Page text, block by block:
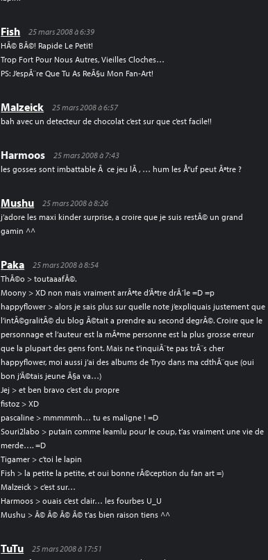
Fish
25 mars 2008 à 6:39
HÃ© BÃ©! Rapide Le Petit!
Trop Fort Pour Nous Autres, Vieilles Cloches…
PS: J’espÃ¨re Que Tu As ReÃ§u Mon Fan-Art!
Malzeick
25 mars 2008 à 6:57
bah avec un detecteur de chocolat c’est sur que c’est facile!!
Harmoos
25 mars 2008 à 7:43
les gosses sont imbattable Ã ce jeu lÃ , … hum les Å“uf peut Ãªtre ?
Mushu
25 mars 2008 à 8:26
j’adore les maxi kinder surprise, a croire que je suis restÃ© un grand
gamin ^^
Paka
25 mars 2008 à 8:54
ThÃ©o > toutaaafÃ©.
Moony > XD non mais vraiment arrÃªte d’Ãªtre drÃ´le =D =p
happyflower > alors je sais plus sur quelle note j’expliquais justement que
l’intÃ©gralitÃ© du blog Ã©tait a prendre au second degrÃ©. Croire que le
personnage et l’auteur est la mÃªme personne est la plus grosse erreur
que la plupart des gens font. Mais ne t’inquiÃ¨te pas trÃ¨s cher
happyflower, moi aussi j’ai des albums de Tryo dans ma cdthÃ¨que (oui
bon j’Ã©tais jeune Ã§a va…)
Jej > et ben bravo c’est du propre
fistoz > XD
pascaline > mmmmmh… tu es maligne ! =D
Souri2labo > putain comme leamlu pour le coup, t’as vraiment une vie de
merde…. =D
Tigamer > c’toi le lapin
Fish > la petite la petite, et oui bonne rÃ©ception du fan art =)
Malzeick > c’est sur…
Harmoos > ouais c’est clair… les fourbes U_U
Mushu > Ã© Ã© Ã© Ã© t’as bien raison tiens ^^
TuTu
25 mars 2008 à 17:51